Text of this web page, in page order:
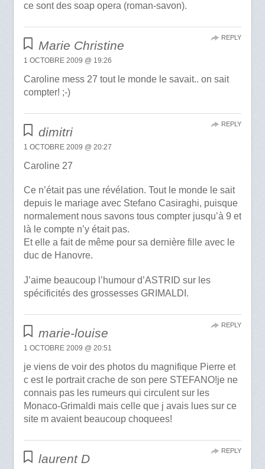
ce sont des soap opera (roman-savon).
Marie Christine
1 OCTOBRE 2009 @ 19:26
Caroline mess 27 tout le monde le savait.. on sait
compter! ;-)
REPLY
dimitri
1 OCTOBRE 2009 @ 20:27
Caroline 27
Ce n’était pas une révélation. Tout le monde le sait
depuis le mariage avec Stefano Casiraghi, puisque
normalement nous savons tous compter jusqu’à 9 et
là le compte n’y était pas.
Et elle a fait de même pour sa dernière fille avec le
duc de Hanovre.
J’aime beaucoup l’humour d’ASTRID sur les
spécificités des grossesses GRIMALDI.
REPLY
marie-louise
1 OCTOBRE 2009 @ 20:51
je viens de voir des photos du magnifique Pierre et
c est le portrait crache de son pere STEFANO!je ne
connais pas les rumeurs qui circulent sur les
Monaco-Grimaldi mais celle que j avais lues sur ce
site m avaient beaucoup choquees!
REPLY
laurent D
REPLY